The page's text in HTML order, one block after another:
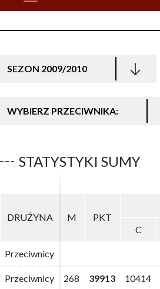
SEZON 2009/2010
WYBIERZ PRZECIWNIKA:
STATYSTYKI SUMY
DRUŻYNA M PKT
C
Przeciwnicy
Przeciwnicy 268 39913 10414
DRUŻYNA M PKT
C
Przeciwnicy
Przeciwnicy 268 39913 10414